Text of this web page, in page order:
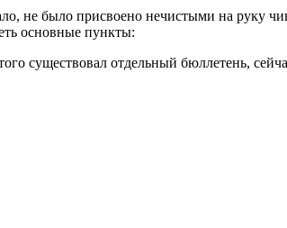
не было присвоено нечистыми на руку
основные пункты:
существовал отдельный бюллетень,